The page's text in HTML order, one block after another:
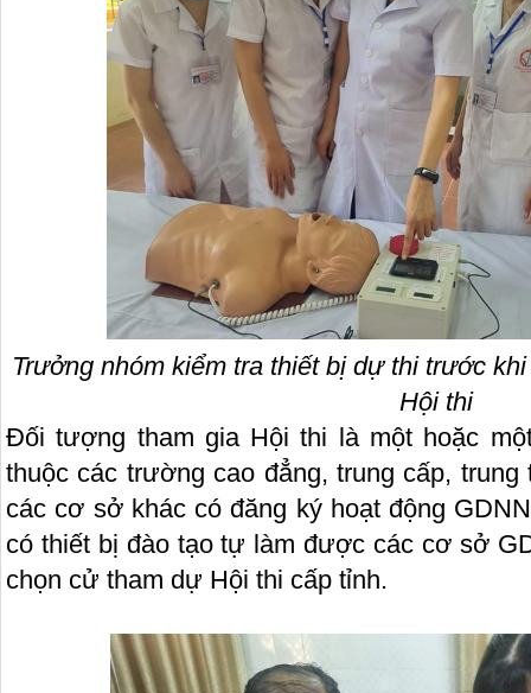
Trưởng nhóm kiểm tra thiết bị dự thi trước
Hội thi
Đối tượng tham gia Hội thi là một hoặc
thuộc các trường cao đẳng, trung cấp,
các cơ sở khác có đăng ký hoạt động
có thiết bị đào tạo tự làm được các cơ sở
chọn cử tham dự Hội thi cấp tỉnh.